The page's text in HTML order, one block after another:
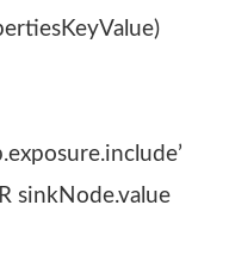
sinkNode.value